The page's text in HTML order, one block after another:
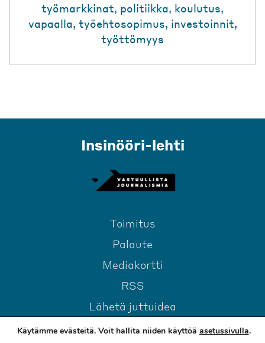
työmarkkinat, politiikka, koulutus,
vapaalla, työehtosopimus, investoinnit,
työttömyys
Insinööri-lehti
Toimitus
Palaute
Mediakortti
RSS
Lähetä juttuidea
Käytämme evästeitä. Voit hallita niiden käyttöä asetussivulla.